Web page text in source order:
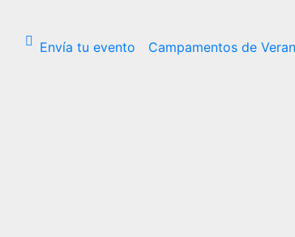
Envía tu evento Campamentos de